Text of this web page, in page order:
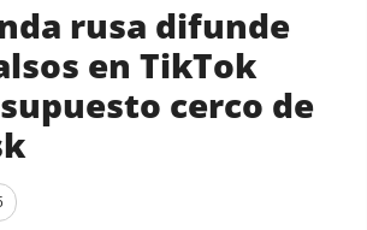
rusa difunde
en TikTok
cerco de